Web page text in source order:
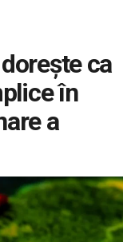
ca
în
a